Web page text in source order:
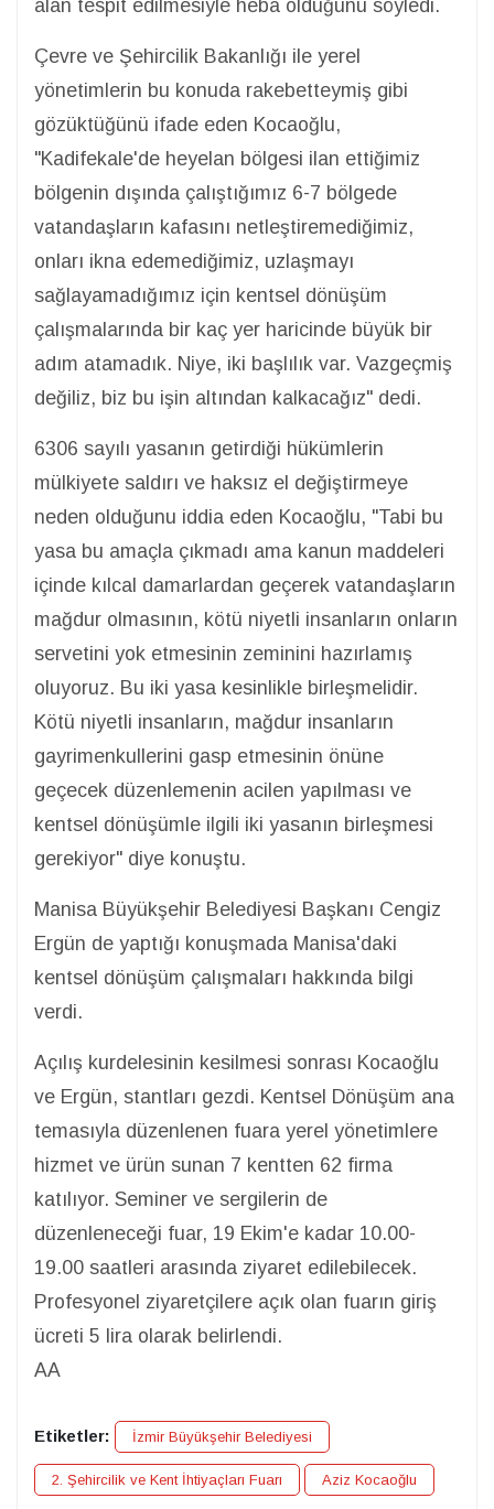
alan tespit edilmesiyle heba olduğunu söyledi.
Çevre ve Şehircilik Bakanlığı ile yerel
yönetimlerin bu konuda rakebetteymiş gibi
gözüktüğünü ifade eden Kocaoğlu,
"Kadifekale'de heyelan bölgesi ilan ettiğimiz
bölgenin dışında çalıştığımız 6-7 bölgede
vatandaşların kafasını netleştiremediğimiz,
onları ikna edemediğimiz, uzlaşmayı
sağlayamadığımız için kentsel dönüşüm
çalışmalarında bir kaç yer haricinde büyük bir
adım atamadık. Niye, iki başlılık var. Vazgeçmiş
değiliz, biz bu işin altından kalkacağız" dedi.
6306 sayılı yasanın getirdiği hükümlerin
mülkiyete saldırı ve haksız el değiştirmeye
neden olduğunu iddia eden Kocaoğlu, "Tabi bu
yasa bu amaçla çıkmadı ama kanun maddeleri
içinde kılcal damarlardan geçerek vatandaşların
mağdur olmasının, kötü niyetli insanların onların
servetini yok etmesinin zeminini hazırlamış
oluyoruz. Bu iki yasa kesinlikle birleşmelidir.
Kötü niyetli insanların, mağdur insanların
gayrimenkullerini gasp etmesinin önüne
geçecek düzenlemenin acilen yapılması ve
kentsel dönüşümle ilgili iki yasanın birleşmesi
gerekiyor" diye konuştu.
Manisa Büyükşehir Belediyesi Başkanı Cengiz
Ergün de yaptığı konuşmada Manisa'daki
kentsel dönüşüm çalışmaları hakkında bilgi
verdi.
Açılış kurdelesinin kesilmesi sonrası Kocaoğlu
ve Ergün, stantları gezdi. Kentsel Dönüşüm ana
temasıyla düzenlenen fuara yerel yönetimlere
hizmet ve ürün sunan 7 kentten 62 firma
katılıyor. Seminer ve sergilerin de
düzenleneceği fuar, 19 Ekim'e kadar 10.00-
19.00 saatleri arasında ziyaret edilebilecek.
Profesyonel ziyaretçilere açık olan fuarın giriş
ücreti 5 lira olarak belirlendi.
AA
Etiketler: İzmir Büyükşehir Belediyesi
2. Şehircilik ve Kent İhtiyaçları Fuarı Aziz Kocaoğlu